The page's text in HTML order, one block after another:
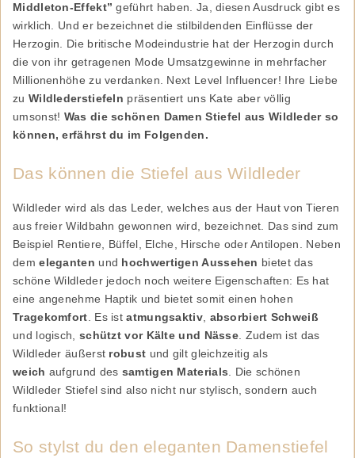
Middleton-Effekt” geführt haben. Ja, diesen Ausdruck gibt es
wirklich. Und er bezeichnet die stilbildenden Einflüsse der
Herzogin. Die britische Modeindustrie hat der Herzogin durch
die von ihr getragenen Mode Umsatzgewinne in mehrfacher
Millionenhöhe zu verdanken. Next Level Influencer! Ihre Liebe
zu Wildlederstiefeln präsentiert uns Kate aber völlig
umsonst! Was die schönen Damen Stiefel aus Wildleder so
können, erfährst du im Folgenden.
Das können die Stiefel aus Wildleder
Wildleder wird als das Leder, welches aus der Haut von Tieren
aus freier Wildbahn gewonnen wird, bezeichnet. Das sind zum
Beispiel Rentiere, Büffel, Elche, Hirsche oder Antilopen. Neben
demeleganten und hochwertigen Aussehen bietet das
schöne Wildleder jedoch noch weitere Eigenschaften: Es hat
eine angenehme Haptik und bietet somit einen hohen
Tragekomfort. Es istatmungsaktiv, absorbiert Schweiß
und logisch, schützt vor Kälte und Nässe. Zudem ist das
Wildleder äußerst robust und gilt gleichzeitig als
weich aufgrund des samtigen Materials. Die schönen
Wildleder Stiefel sind also nicht nur stylisch, sondern auch
funktional!
So stylst du den eleganten Damenstiefel